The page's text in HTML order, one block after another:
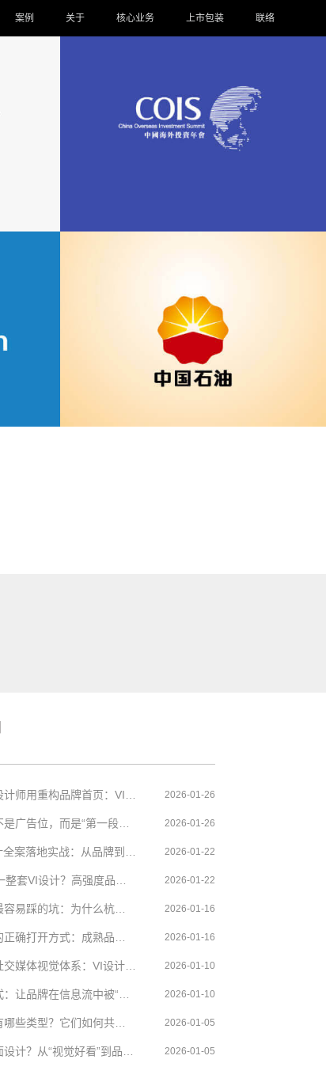
案例 关于 核心业务 上市包装 联络
2026-01-26
品牌首页不是广告位，而是“第一段品牌叙事” 2026-01-26
2026-01-22
2026-01-22
品牌重塑最容易踩的坑：为什么杭州很多品牌从一开始就失败了？ 2026-01-16
2026-01-16
从零搭建社交媒体视觉体系：VI设计如何支撑长期内容输出 2026-01-10
2026-01-10
平面设计有哪些类型？它们如何共同构成品牌VI设计 2026-01-05
2026-01-05